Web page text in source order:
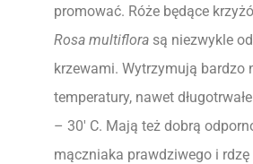
promować. Róże będące
Rosa multiflora są niezwykle
krzewami. Wytrzymują bardzo
temperatury, nawet
– 30′ C. Mają też dobrą
mączniaka prawdziwego i